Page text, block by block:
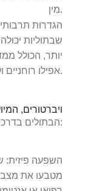
מין.
הגדרות
שבתוליות
יותר, הכולל
אפילו רוחניים ולא פיזיים לחלוטין.
ויברטורים,
הבתולים בדרכים ייחודיות:
השפעה פיזית:
מטבעו את